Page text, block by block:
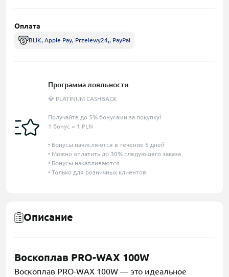
Оплата
BLIK, Apple Pay, Przelewy24,, PayPal
Программа лояльности
💎 PLATINUM CASHBACK
Получайте до 5% бонусами за покупку!
1 бонус = 1 PLN
• Бонусы начисляются в течение 5 дней
• Можно оплатить до 30% следующего заказа
• Бонусы накапливаются
• Только для розничных клиентов
Описание
Воскоплав PRO-WAX 100W
Воскоплав PRO-WAX 100W — это идеальное